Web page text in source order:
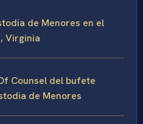
de Menores en el
Virginia
Counsel del bufete
de Menores